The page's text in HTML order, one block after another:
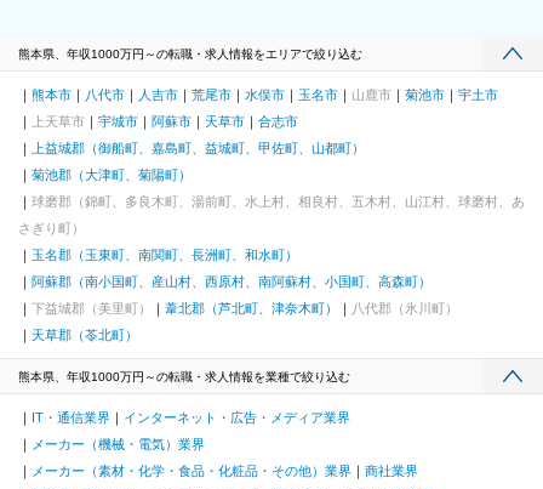
熊本県、年収1000万円～の転職・求人情報をエリアで絞り込む
熊本市 八代市 人吉市 荒尾市 水俣市 玉名市 山鹿市 菊池市
宇土市
上天草市
宇城市 阿蘇市 天草市
合志市
上益城郡（御船町、嘉島町、益城町、甲佐町、山都町）
菊池郡（大津町、菊陽町）
球磨郡（錦町、多良木町、湯前町、水上村、相良村、五木村、山江村、球磨村、あ
さぎり町）
玉名郡（玉東町、南関町、長洲町、和水町）
阿蘇郡（南小国町、産山村、西原村、南阿蘇村、小国町、高森町）
下益城郡（美里町）
葦北郡（芦北町、津奈木町）
八代郡（氷川町）
天草郡（苓北町）
熊本県、年収1000万円～の転職・求人情報を業種で絞り込む
IT・通信業界
インターネット・広告・メディア業界
メーカー（機械・電気）業界
メーカー（素材・化学・食品・化粧品・その他）業界
商社業界